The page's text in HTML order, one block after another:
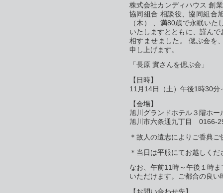
株式会社カンディハウス 創
協同組合 相談役、協同組合
（木） 、満80歳で永眠い
いたしますとともに、謹ん
相すませました。 偲ぶ会を
申し上げます。
「長原 實さんを偲ぶ会」
【日時】
11月14日（土）午後1時30分
【会場】
旭川グランドホテル３階ホー
旭川市六条通九丁目 0166-
＊故人の遺志によりご香典
＊当日は平服にてお越しくだ
なお、午前11時～午後１時
いただけます。ご都合の良
【お問い合わせ先】